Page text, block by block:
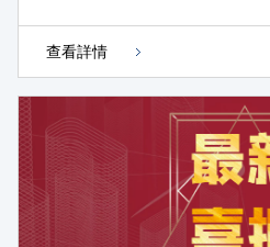
查看詳情